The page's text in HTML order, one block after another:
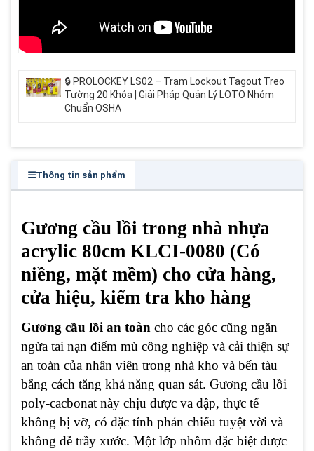
🔒 PROLOCKEY LS02 – Trạm Lockout Tagout Treo
Tường 20 Khóa | Giải Pháp Quản Lý LOTO Nhóm
Chuẩn OSHA
Thông tin sản phẩm
Gương cầu lồi trong nhà nhựa
acrylic 80cm KLCI-0080 (Có
niềng, mặt mềm) cho cửa hàng,
cửa hiệu, kiểm tra kho hàng
Gương cầu lồi an toàn cho các góc cũng ngăn
ngừa tai nạn điểm mù công nghiệp và cải thiện sự
an toàn của nhân viên trong nhà kho và bến tàu
bằng cách tăng khả năng quan sát. Gương cầu lồi
poly-cacbonat này chịu được va đập, thực tế
không bị vỡ, có đặc tính phản chiếu tuyệt vời và
không dễ trầy xước. Một lớp nhôm đặc biệt được